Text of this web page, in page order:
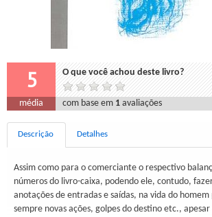
5 O que você achou deste livro?
média com base em 1 avaliações
Descrição Detalhes
Assim como para o comerciante o respectivo
números do livro-caixa, podendo ele, contudo,
anotações de entradas e saídas, na vida do
sempre novas ações, golpes do destino etc.,